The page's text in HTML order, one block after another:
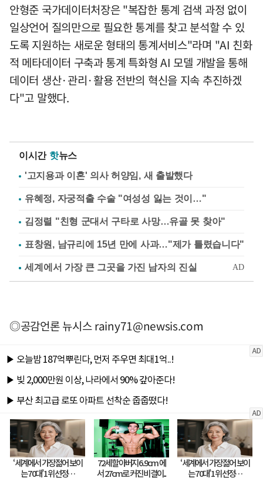
안형준 국가데이터처장은 "복잡한 통계 검색 과정 없이
일상언어 질의만으로 필요한 통계를 찾고 분석할 수 있
도록 지원하는 새로운 형태의 통계서비스"라며 "AI 친화
적 메타데이터 구축과 통계 특화형 AI 모델 개발을 통해
데이터 생산·관리·활용 전반의 혁신을 지속 추진하겠
다"고 말했다.
이시간 핫뉴스
'고지용과 이혼' 의사 허양임, 새 출발했다
유혜정, 자궁적출 수술 "여성성 잃는 것이…"
김정렬 "친형 군대서 구타로 사망…유골 못 찾아"
표창원, 남규리에 15년 만에 사과…"제가 틀렸습니다"
◎공감언론 뉴시스rainy71@newsis.com